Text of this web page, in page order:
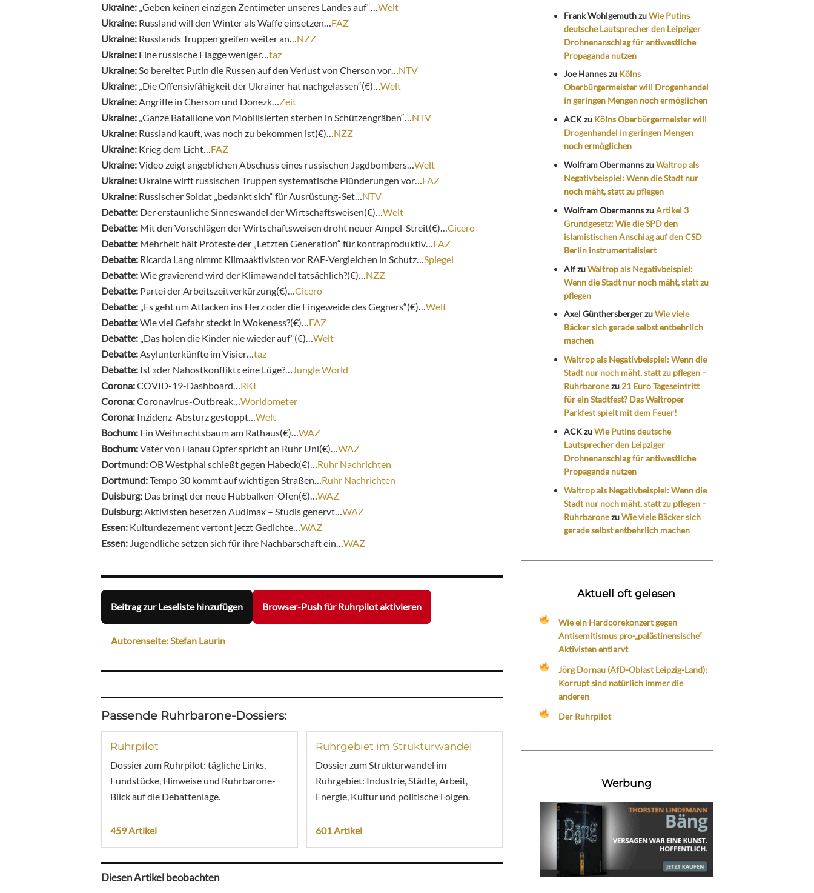
Ukraine: „Geben keinen einzigen Zentimeter unseres Landes auf“… Welt
Ukraine: Russland will den Winter als Waffe einsetzen… FAZ
Ukraine: Russlands Truppen greifen weiter an… NZZ
Ukraine: Eine russische Flagge weniger… taz
Ukraine: So bereitet Putin die Russen auf den Verlust von Cherson vor… NTV
Ukraine: „Die Offensivfähigkeit der Ukrainer hat nachgelassen“(€)… Welt
Ukraine: Angriffe in Cherson und Donezk… Zeit
Ukraine: „Ganze Bataillone von Mobilisierten sterben in Schützengräben“… NTV
Ukraine: Russland kauft, was noch zu bekommen ist(€)… NZZ
Ukraine: Krieg dem Licht… FAZ
Ukraine:Video zeigt angeblichen Abschuss eines russischen Jagdbombers… Welt
Ukraine: Ukraine wirft russischen Truppen systematische Plünderungen vor… FAZ
Ukraine: Russischer Soldat „bedankt sich“ für Ausrüstung-Set… NTV
Debatte: Der erstaunliche Sinneswandel der Wirtschaftsweisen(€)… Welt
Debatte: Mit den Vorschlägen der Wirtschaftsweisen droht neuer Ampel-Streit(€)… Cicero
Debatte: Mehrheit hält Proteste der „Letzten Generation“ für kontraproduktiv… FAZ
Debatte: Ricarda Lang nimmt Klimaaktivisten vor RAF-Vergleichen in Schutz… Spiegel
Debatte:Wie gravierend wird der Klimawandel tatsächlich?(€)… NZZ
Debatte: Partei der Arbeitszeitverkürzung(€)… Cicero
Debatte: „Es geht um Attacken ins Herz oder die Eingeweide des Gegners“(€)… Welt
Debatte:Wie viel Gefahr steckt in Wokeness?(€)… FAZ
Debatte: „Das holen die Kinder nie wieder auf“(€)… Welt
Debatte: Asylunterkünfte im Visier… taz
Debatte: Ist »der Nahost­konflikt« eine Lüge?…
Jungle World
Corona:COVID-19-Dashboard… RKI
Corona:Coronavirus-Outbreak… Worldometer
Corona: Inzidenz-Absturz gestoppt… Welt
Bochum: Ein Weihnachtsbaum am Rathaus(€)… WAZ
Bochum:Vater von Hanau Opfer spricht an Ruhr Uni(€)… WAZ
Dortmund:OB Westphal schießt gegen Habeck(€)… Ruhr Nachrichten
Dortmund:Tempo 30 kommt auf wichtigen Straßen… Ruhr Nachrichten
Duisburg: Das bringt der neue Hubbalken-Ofen(€)… WAZ
Duisburg: Aktivisten besetzen Audimax – Studis genervt… WAZ
Essen: Kulturdezernent vertont jetzt Gedichte… WAZ
Essen: Jugendliche setzen sich für ihre Nachbarschaft ein… WAZ
Beitrag zur Leseliste hinzufügen Browser-Push für Ruhrpilot aktivieren
Autorenseite: Stefan Laurin
Passende Ruhrbarone-Dossiers:
Ruhrpilot
Dossier zum Ruhrpilot: tägliche Links,
Fundstücke, Hinweise und Ruhrbarone-
Blick auf die Debattenlage.
459 Artikel
Ruhrgebiet im Strukturwandel
Dossier zum Strukturwandel im
Ruhrgebiet: Industrie, Städte, Arbeit,
Energie, Kultur und politische Folgen.
601 Artikel
Diesen Artikel beobachten
Frank WohlgemuthzuWie Putins
deutsche Lautsprecher den Leipziger
Drohnenanschlag für antiwestliche
Propaganda nutzen
Joe Hanneszu Kölns
Oberbürgermeister will Drogenhandel
in geringen Mengen noch ermöglichen
ACKzu Kölns Oberbürgermeister will
Drogenhandel in geringen Mengen
noch ermöglichen
Wolfram ObermannszuWaltrop als
Negativbeispiel: Wenn die Stadt nur
noch mäht, statt zu pflegen
Wolfram ObermannszuArtikel 3
Grundgesetz: Wie die SPD den
islamistischen Anschlag auf den CSD
Berlin instrumentalisiert
AlfzuWaltrop als Negativbeispiel:
Wenn die Stadt nur noch mäht, statt zu
pflegen
Axel GünthersbergerzuWie viele
Bäcker sich gerade selbst entbehrlich
machen
Waltrop als Negativbeispiel: Wenn die
Stadt nur noch mäht, statt zu pflegen –
Ruhrbaronezu 21 Euro Tageseintritt
für ein Stadtfest? Das Waltroper
Parkfest spielt mit dem Feuer!
ACKzuWie Putins deutsche
Lautsprecher den Leipziger
Drohnenanschlag für antiwestliche
Propaganda nutzen
Waltrop als Negativbeispiel: Wenn die
Stadt nur noch mäht, statt zu pflegen –
RuhrbaronezuWie viele Bäcker sich
gerade selbst entbehrlich machen
Aktuell oft gelesen
Wie ein Hardcorekonzert gegen
Antisemitismus pro-„palästinensische“
Aktivisten entlarvt
Jörg Dornau (AfD-Oblast Leipzig-Land):
Korrupt sind natürlich immer die
anderen
Der Ruhrpilot
Werbung